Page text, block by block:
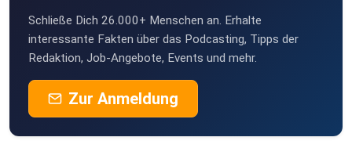
Schließe Dich 26.000+ Menschen an. Erhalte
interessante Fakten über das Podcasting, Tipps der
Redaktion, Job-Angebote, Events und mehr.
Zur Anmeldung